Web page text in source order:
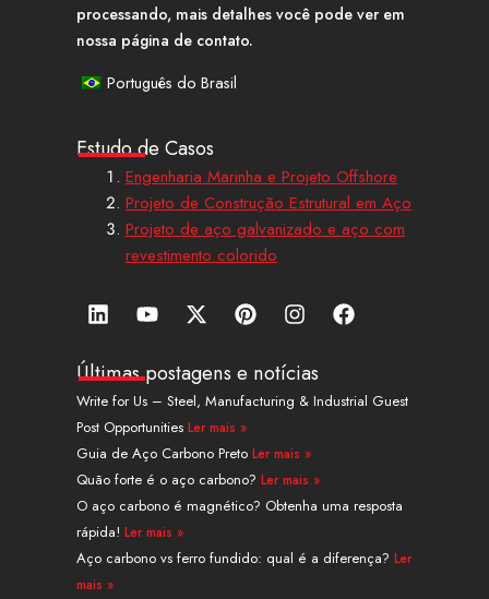
processando, mais detalhes você pode ver em
nossa página de contato.
Português do Brasil
Estudo de Casos
Engenharia Marinha e Projeto Offshore
Projeto de Construção Estrutural em Aço
Projeto de aço galvanizado e aço com
revestimento colorido
L
i
k
e
d
i
n
Y
o
t
u
b
e
X
-
w
i
t
t
e
r
P
i
t
e
r
e
s
t
I
n
t
a
g
a
m
F
a
b
o
Últimas postagens e notícias
Write for Us – Steel, Manufacturing & Industrial Guest
Post Opportunities Ler mais »
Guia de Aço Carbono Preto Ler mais »
Quão forte é o aço carbono? Ler mais »
O aço carbono é magnético? Obtenha uma resposta
rápida! Ler mais »
Aço carbono vs ferro fundido: qual é a diferença? Ler
mais »